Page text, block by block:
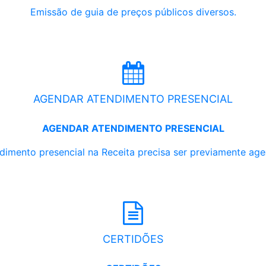
Emissão de guia de preços públicos diversos.
AGENDAR ATENDIMENTO PRESENCIAL
AGENDAR ATENDIMENTO PRESENCIAL
presencial na Receita precisa ser previamente
CERTIDÕES